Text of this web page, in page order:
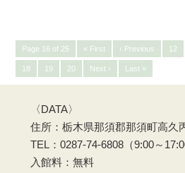
Page 16 of 25 « First ‹ Previous 12
18 19 20 Next › Last »
〈DATA〉
住所：栃木県那須郡那須町高久
TEL：0287-74-6808（9:00～
入館料：無料